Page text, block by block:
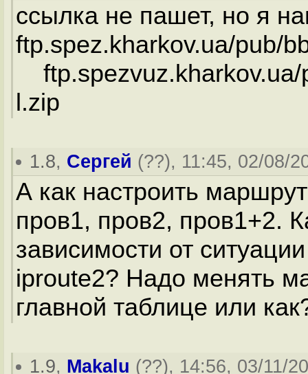
ссылка не пашет, но я
ftp.spez.kharkov.ua/pub/
ftp.spezvuz.kharkov.ua/
l.zip
1.8, Сергей (??), 11:45, 02/08/
А как настроить
пров1, пров2, пров1+2.
зависимости от
iproute2? Надо менять
главной таблице или
1.9, Makalu (??), 14:56, 03/11/